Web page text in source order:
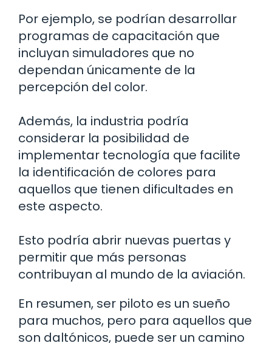
Por ejemplo, se podrían desarrollar
programas de capacitación que
incluyan simuladores que no
dependan únicamente de la
percepción del color.
Además, la industria podría
considerar la posibilidad de
implementar tecnología que facilite
la identificación de colores para
aquellos que tienen dificultades en
este aspecto.
Esto podría abrir nuevas puertas y
permitir que más personas
contribuyan al mundo de la aviación.
En resumen, ser piloto es un sueño
para muchos, pero para aquellos que
son daltónicos, puede ser un camino